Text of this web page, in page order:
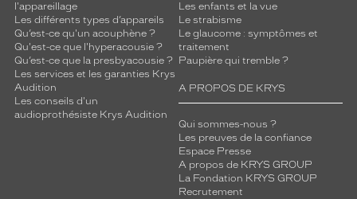
l'appareillage
Les différents types d’appareils
Qu’est-ce qu'un acouphène ?
Qu'est-ce que l'hyperacousie ?
Qu’est-ce que la presbyacousie ?
Les services et les garanties Krys
Audition
Les conseils d'un
audioprothésiste Krys Audition
Les enfants et la vue
Le strabisme
Le glaucome : symptômes et
traitement
Paupière qui tremble ?
A PROPOS DE KRYS
Qui sommes-nous ?
Les preuves de la confiance
Espace Presse
A propos de KRYS GROUP
La Fondation KRYS GROUP
Recrutement